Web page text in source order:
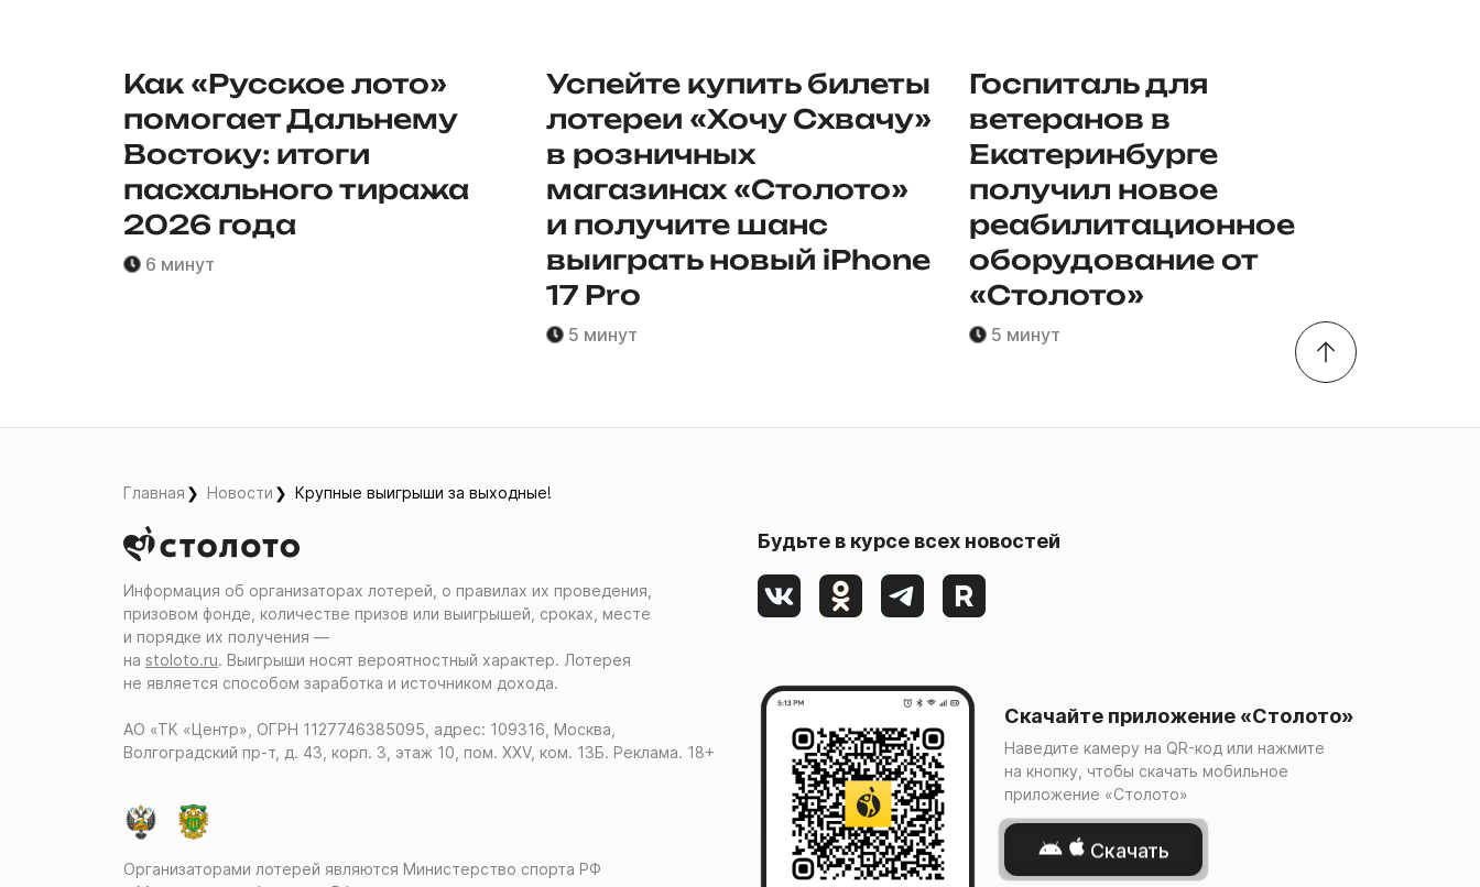
Как «Русское лото»
помогает Дальнему
Востоку: итоги
пасхального тиража
2026 года
6 минут
Успейте купить билеты
лотереи «Хочу Схвачу»
в розничных
магазинах «Столото»
и получите шанс
выиграть новый iPhone
17 Pro
5 минут
Госпиталь для
ветеранов в
Екатеринбурге
получил новое
реабилитационное
оборудование от
«Столото»
5 минут
Главная Новости Крупные выигрыши за выходные!
Информация об организаторах лотерей, о правилах их проведения,
призовом фонде, количестве призов или выигрышей, сроках, месте
и порядке их получения ―
на stoloto.ru. Выигрыши носят вероятностный характер. Лотерея
не является способом заработка и источником дохода.
АО «ТК «Центр», ОГРН 1127746385095, адрес: 109316, Москва,
Волгоградский пр-т, д. 43, корп. 3, этаж 10, пом. XXV, ком. 13Б. Реклама. 18+
Организаторами лотерей являются Министерство спорта РФ
Будьте в курсе всех новостей
Скачайте приложение «Столото»
Наведите камеру на QR-код или нажмите
на кнопку, чтобы скачать мобильное
приложение «Столото»
Скачать